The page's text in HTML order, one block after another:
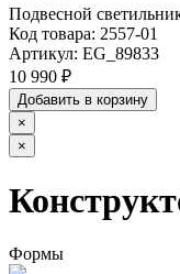
Подвесной
Код товара: 2557-01
Артикул: EG_89833
10 990 ₽
Добавить в корзину
×
×
Формы